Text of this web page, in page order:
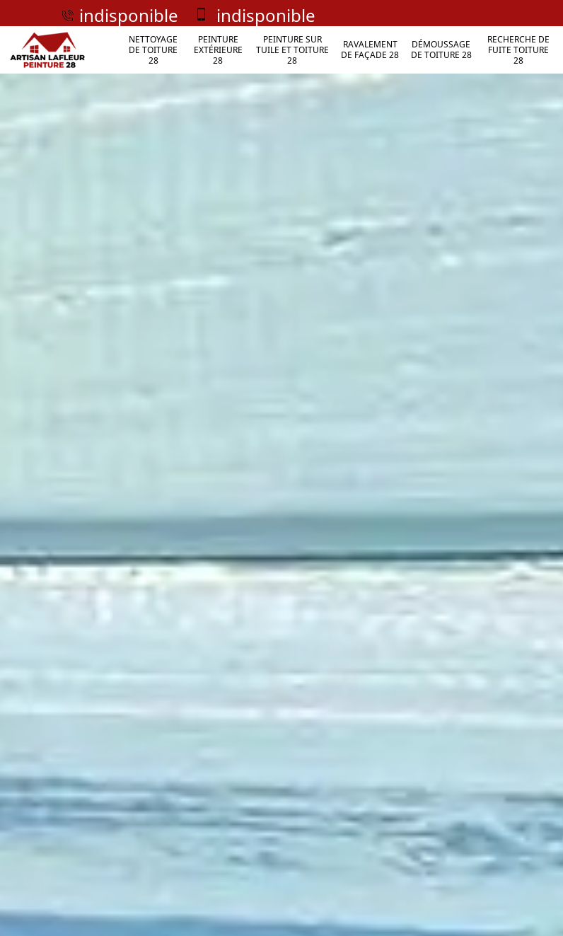
indisponible indisponible
NETTOYAGE
DE TOITURE
28
PEINTURE
EXTÉRIEURE
28
PEINTURE SUR
TUILE ET TOITURE
28
RAVALEMENT
DE FAÇADE 28
DÉMOUSSAGE
DE TOITURE 28
RECHERCHE DE
FUITE TOITURE
28